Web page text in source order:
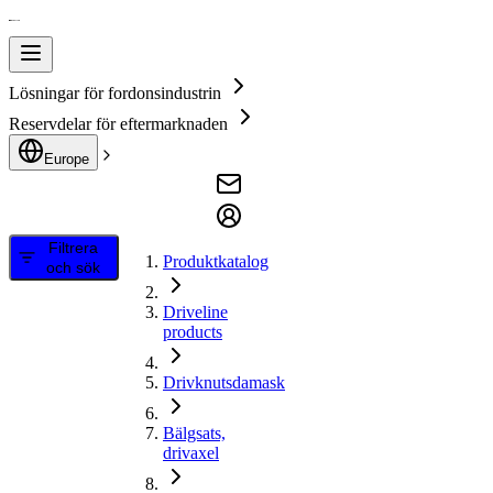
Lösningar för fordonsindustrin
Reservdelar för eftermarknaden
Europe
Filtrera
och sök
Produktkatalog
Driveline
products
Drivknutsdamask
Bälgsats,
drivaxel